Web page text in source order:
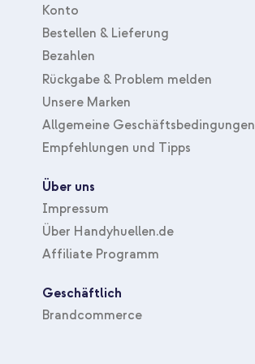
Konto
Bestellen & Lieferung
Bezahlen
Rückgabe & Problem melden
Unsere Marken
Allgemeine Geschäftsbedingungen
Empfehlungen und Tipps
Über uns
Impressum
Über Handyhuellen.de
Affiliate Programm
Geschäftlich
Brandcommerce